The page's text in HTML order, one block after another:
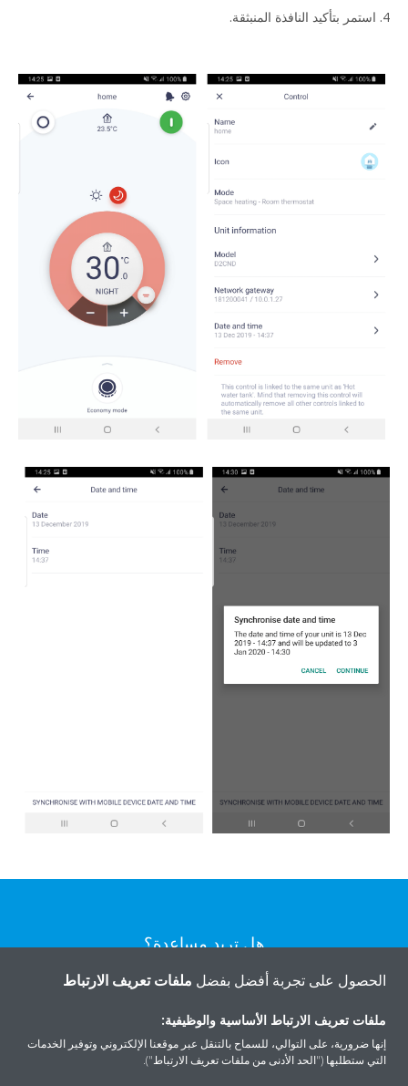
4. استمر بتأكيد النافذة المنبثقة.
هل تريد مساعدة؟
الحصول على تجربة أفضل بفضل ملفات تعريف الارتباط
ملفات تعريف الارتباط الأساسية والوظيفية:
إنها ضرورية، على التوالي، للسماح بالتنقل عبر موقعنا الإلكتروني وتوفير الخدمات
التي ستطلبها ("الحد الأدنى من ملفات تعريف الارتباط").